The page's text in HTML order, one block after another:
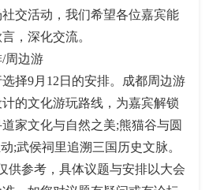
交活动，我们希望各位嘉宾能
，深化交流。
周边游
择9月12日的安排。成都周边游
的文化游玩路线，为嘉宾解锁
家文化与自然之美;熊猫谷与圆
;武侯祠里追溯三国历史文脉。
供参考，具体议题与安排以大会